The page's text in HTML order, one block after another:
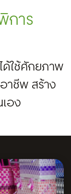
การ
ด้ใช้ศักยภาพ
าชีพ สร้าง
อง